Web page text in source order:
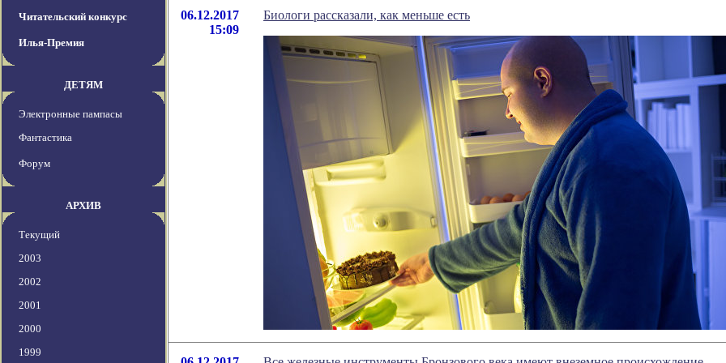
Читательский конкурс
Илья-Премия
ДЕТЯМ
Электронные пампасы
Фантастика
Форум
АРХИВ
Текущий
2003
2002
2001
2000
1999
06.12.2017
15:09
Биологи рассказали, как меньше есть